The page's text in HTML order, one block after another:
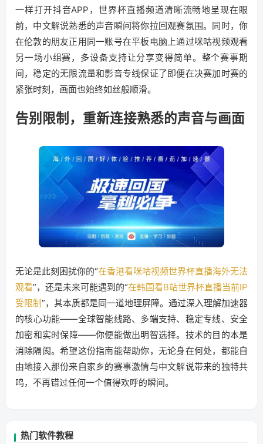
一样打开抖音APP，世界杯直播频道清晰流畅地呈现在眼
前，中文解说熟悉的声音瞬间将你拉回观赛氛围。同时，你
在伦敦的朋友正用同一账号在平板电脑上通过咪咕视频观看
另一场小组赛，多设备支持让分享变得简单。整个赛事期
间，稳定的无限流量和影音专线保证了即便在决赛加时赛的
紧张时刻，画面也始终如丝般顺滑。
告别限制，重新连接熟悉的声音与画面
无论是此刻困扰你的“在香港看咪咕视频世界杯直播海外无法
观看”，还是未来可能遇到的“在韩国看B站世界杯直播当前IP
受限制”，其本质都是同一道地理屏障。通过深入理解加速器
的核心功能——全球智能线路、多端支持、稳定专线、安全
加密和实时保障——你便能做出明智选择。技术的目的本是
消除隔阂。希望这份指南能帮助你，无论身在何处，都能自
由地接入那份来自家乡的赛事激情与中文解说带来的独特共
鸣，不再错过任何一个值得欢呼的瞬间。
热门软件教程